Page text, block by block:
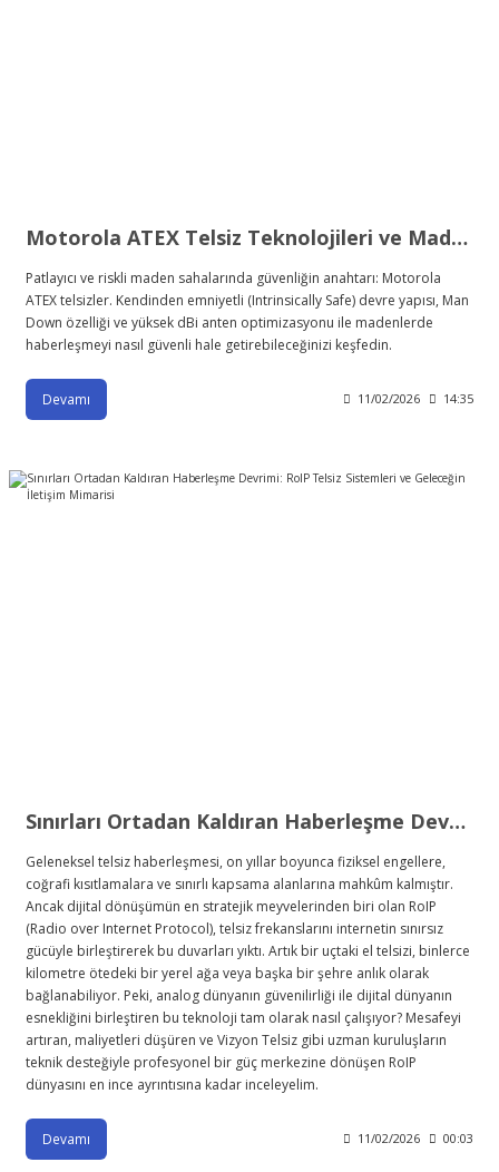
Motorola ATEX Telsiz Teknolojileri ve Maden Güvenliği
Patlayıcı ve riskli maden sahalarında güvenliğin anahtarı: Motorola
ATEX telsizler. Kendinden emniyetli (Intrinsically Safe) devre yapısı, Man
Down özelliği ve yüksek dBi anten optimizasyonu ile madenlerde
haberleşmeyi nasıl güvenli hale getirebileceğinizi keşfedin.
Devamı 11/02/2026 14:35
Sınırları Ortadan Kaldıran Haberleşme Devrimi: RoIP Telsiz Sistemleri ve Geleceğin İletişim Mimarisi
Geleneksel telsiz haberleşmesi, on yıllar boyunca fiziksel engellere,
coğrafi kısıtlamalara ve sınırlı kapsama alanlarına mahkûm kalmıştır.
Ancak dijital dönüşümün en stratejik meyvelerinden biri olan RoIP
(Radio over Internet Protocol), telsiz frekanslarını internetin sınırsız
gücüyle birleştirerek bu duvarları yıktı. Artık bir uçtaki el telsizi, binlerce
kilometre ötedeki bir yerel ağa veya başka bir şehre anlık olarak
bağlanabiliyor. Peki, analog dünyanın güvenilirliği ile dijital dünyanın
esnekliğini birleştiren bu teknoloji tam olarak nasıl çalışıyor? Mesafeyi
artıran, maliyetleri düşüren ve Vizyon Telsiz gibi uzman kuruluşların
teknik desteğiyle profesyonel bir güç merkezine dönüşen RoIP
dünyasını en ince ayrıntısına kadar inceleyelim.
Devamı 11/02/2026 00:03